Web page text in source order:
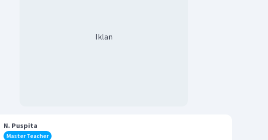
Iklan
N. Puspita
Master Teacher